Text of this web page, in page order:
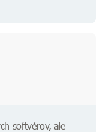
softvérov, ale